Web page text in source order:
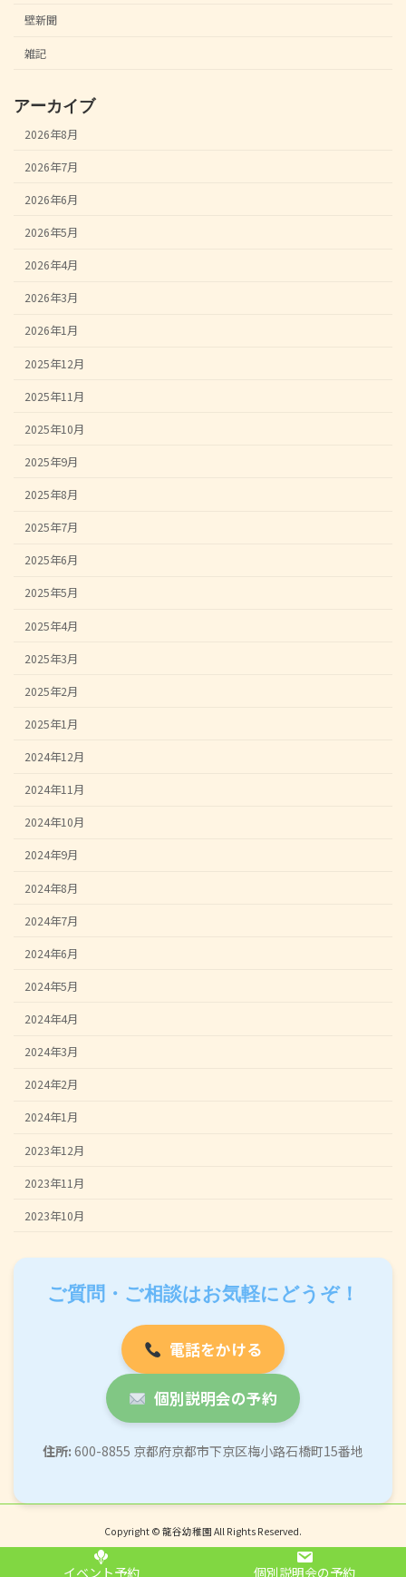
壁新聞
雑記
アーカイブ
2026年8月
2026年7月
2026年6月
2026年5月
2026年4月
2026年3月
2026年1月
2025年12月
2025年11月
2025年10月
2025年9月
2025年8月
2025年7月
2025年6月
2025年5月
2025年4月
2025年3月
2025年2月
2025年1月
2024年12月
2024年11月
2024年10月
2024年9月
2024年8月
2024年7月
2024年6月
2024年5月
2024年4月
2024年3月
2024年2月
2024年1月
2023年12月
2023年11月
2023年10月
ご質問・ご相談はお気軽にどうぞ！
電話をかける
個別説明会の予約
住所: 600-8855 京都府京都市下京区梅小路石橋町15番地
Copyright © 龍谷幼稚園 All Rights Reserved.
WordPress VK All in One Expansion Unit
イベント予約 個別説明会の予約